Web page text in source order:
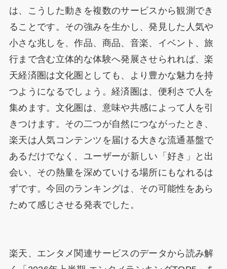
は、こうした動きを複数のサービスから観測でき
ることです。その強みを生かし、発見した人気や
小さな兆しを、作品、商品、音楽、イベント、旅
行まで含む立体的な体験へ発展させられれば、楽
天経済圏は文化圏としても、より豊かな魅力を持
つようになるでしょう。経済圏は、便利さで人を
集めます。文化圏は、意味や共感によって人を引
きつけます。その二つが自然につながったとき、
楽天は人気コンテンツを届ける大きな流通基盤で
あるだけでなく、ユーザーが新しい「好き」と出
会い、その熱量を深めていける場所にもなれるは
ずです。今回のランキングは、その可能性をあら
ためて感じさせる発表でした。
楽天、エンタメ関連サービスのデータから読み解